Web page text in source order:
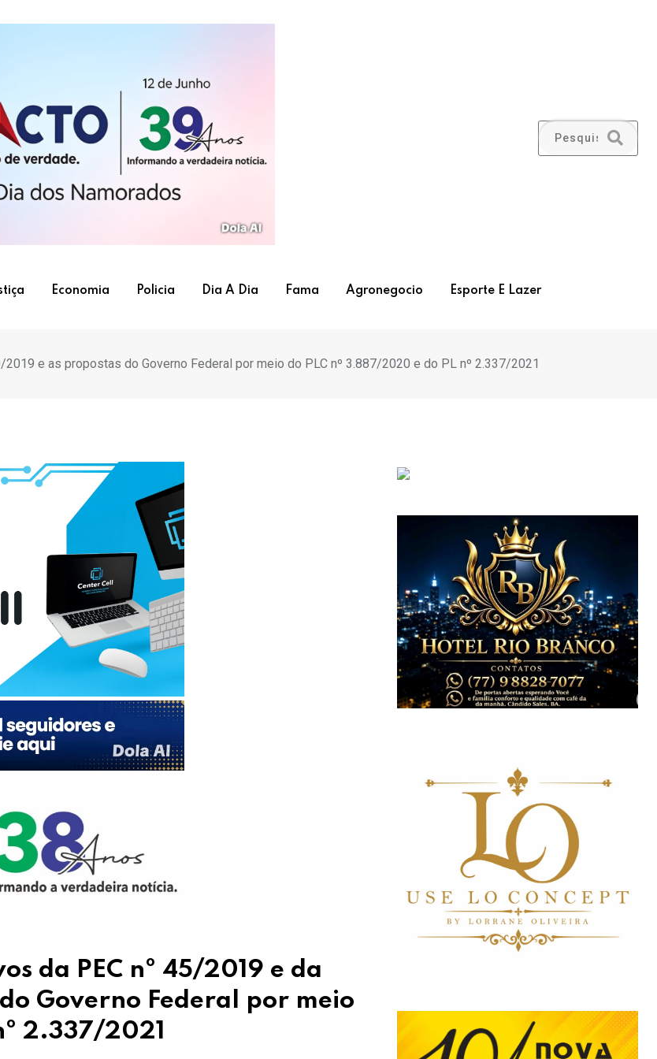
Economia Policia Dia A Dia Fama Agronegocio Esporte E Lazer
e as propostas do Governo Federal por meio do PLC nº 3.887/2020 e do PL nº 2.337/2021
da PEC nº 45/2019 e da
Governo Federal por meio
2.337/2021